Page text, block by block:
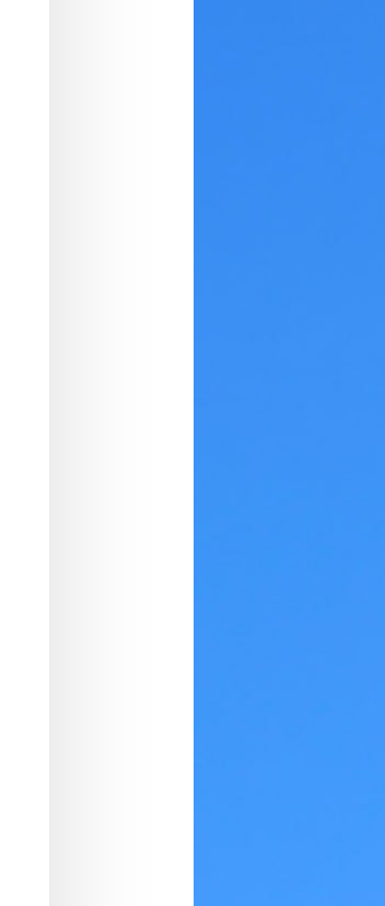
В январе этого года
экономического
привели её в TikTok,